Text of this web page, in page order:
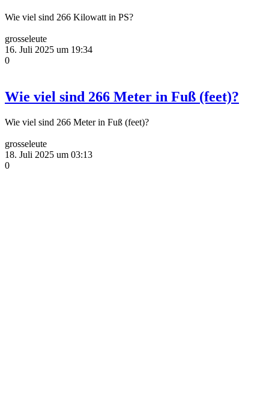
Wie viel sind 266 Kilowatt in PS?
grosseleute
16. Juli 2025 um 19:34
0
Wie viel sind 266 Meter in Fuß (feet)?
Wie viel sind 266 Meter in Fuß (feet)?
grosseleute
18. Juli 2025 um 03:13
0